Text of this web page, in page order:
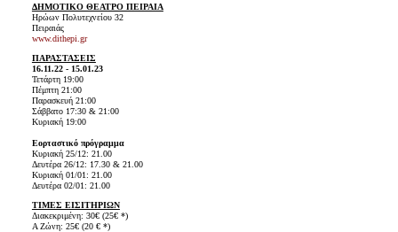
ΔΗΜΟΤΙΚΟ ΘΕΑΤΡΟ ΠΕΙΡΑΙΑ
Ηρώων Πολυτεχνείου 32
Πειραιάς
www.dithepi.gr
ΠΑΡΑΣΤΑΣΕΙΣ
16.11.22 - 15.01.23
Τετάρτη 19:00
Πέμπτη 21:00
Παρασκευή 21:00
Σάββατο 17:30 & 21:00
Κυριακή 19:00
Εορταστικό πρόγραμμα
Κυριακή 25/12: 21.00
Δευτέρα 26/12: 17.30 & 21.00
Κυριακή 01/01: 21.00
Δευτέρα 02/01: 21.00
ΤΙΜΕΣ ΕΙΣΙΤΗΡΙΩΝ
Διακεκριμένη: 30€ (25€ *)
Α Ζώνη: 25€ (20 € *)